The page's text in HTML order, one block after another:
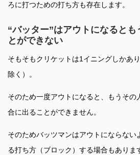
ろに打つための打ち方も存在します。
“バッター”はアウトになるとも
とができない
そもそもクリケットは1イニングしかあ
除く）。
そのため一度アウトになると、もうその
合に出ることができません。
そのためバッツマンはアウトにならない
る打ち方（ブロック）する場合もありま